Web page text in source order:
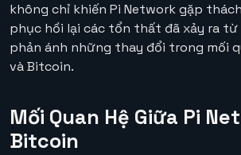
không chỉ khiến Pi Network gặp
phục hồi lại các tổn thất đã xảy ra từ
phản ánh những thay đổi trong mối
và Bitcoin.
Mối Quan Hệ Giữa Pi
Bitcoin